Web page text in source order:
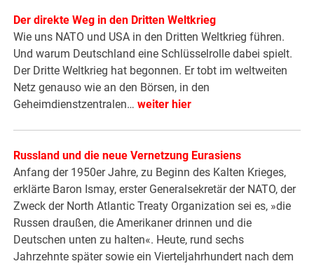
Der direkte Weg in den Dritten Weltkrieg
Wie uns NATO und USA in den Dritten Weltkrieg führen.
Und warum Deutschland eine Schlüsselrolle dabei spielt.
Der Dritte Weltkrieg hat begonnen. Er tobt im weltweiten
Netz genauso wie an den Börsen, in den
Geheimdienstzentralen…weiter hier
Russland und die neue Vernetzung Eurasiens
Anfang der 1950er Jahre, zu Beginn des Kalten Krieges,
erklärte Baron Ismay, erster Generalsekretär der NATO, der
Zweck der North Atlantic Treaty Organization sei es, »die
Russen draußen, die Amerikaner drinnen und die
Deutschen unten zu halten«. Heute, rund sechs
Jahrzehnte später sowie ein Vierteljahrhundert nach dem